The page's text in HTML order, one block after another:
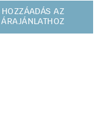
HOZZÁADÁS AZ
ÁRAJÁNLATHOZ